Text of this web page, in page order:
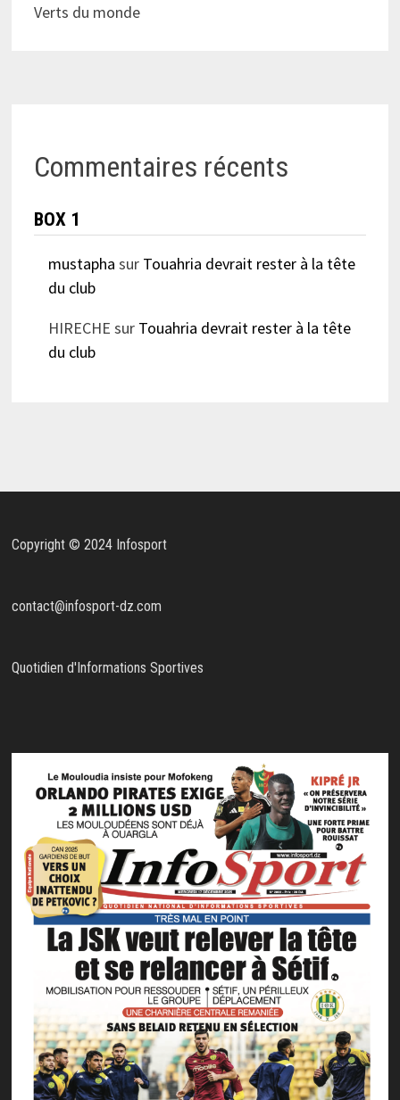
Verts du monde
Commentaires récents
BOX 1
mustapha sur Touahria devrait rester à la tête
du club
HIRECHE sur Touahria devrait rester à la tête
du club
Copyright © 2024 Infosport
contact@infosport-dz.com
Quotidien d'Informations Sportives